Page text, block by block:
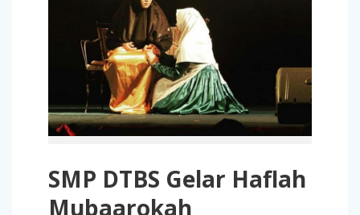
SMP DTBS Gelar Haflah
Mubaarokah